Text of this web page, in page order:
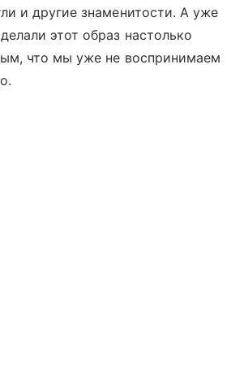
и другие знаменитости. А уже
этот образ настолько
что мы уже не воспринимаем